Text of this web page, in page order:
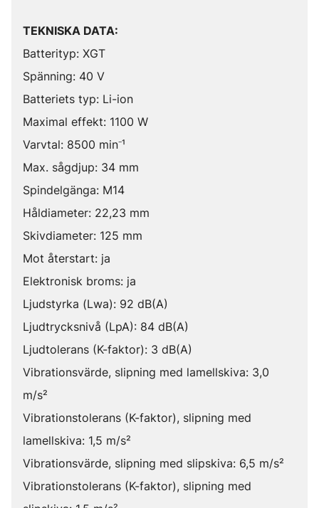
TEKNISKA DATA:
Batterityp: XGT
Spänning: 40 V
Batteriets typ: Li-ion
Maximal effekt: 1100 W
Varvtal: 8500 min⁻¹
Max. sågdjup: 34 mm
Spindelgänga: M14
Håldiameter: 22,23 mm
Skivdiameter: 125 mm
Mot återstart: ja
Elektronisk broms: ja
Ljudstyrka (Lwa): 92 dB(A)
Ljudtrycksnivå (LpA): 84 dB(A)
Ljudtolerans (K-faktor): 3 dB(A)
Vibrationsvärde, slipning med lamellskiva: 3,0
m/s²
Vibrationstolerans (K-faktor), slipning med
lamellskiva: 1,5 m/s²
Vibrationsvärde, slipning med slipskiva: 6,5 m/s²
Vibrationstolerans (K-faktor), slipning med